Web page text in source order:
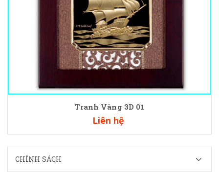
Tranh Vàng 3D 01
Liên hệ
CHÍNH SÁCH